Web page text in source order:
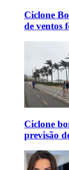
Ciclone
de ventos
Ciclone
previsão